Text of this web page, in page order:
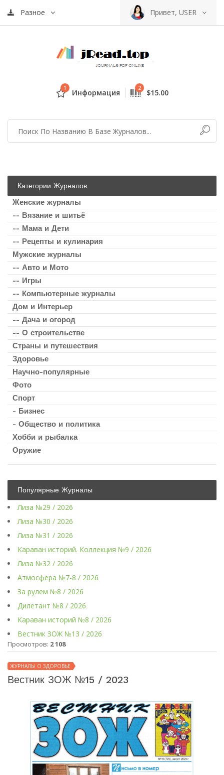
Разное Привет, USER
1 Информация 2 $15.00
Категории Журналов
Женские журналы
-- Вязание и шитьё
-- Мама и Дети
-- Рецепты и кулинария
Мужские журналы
-- Авто и Мото
-- Игры
-- Компьютерные журналы
Дом и Интерьер
-- Дача и огород
-- О строительстве
Страны и путешествия
Здоровье
Научно-популярные
Фото
Спорт
- Бизнес
- Общество и политика
Хобби и рыбалка
Оружие
Популярные Журналы
Лиза №29 / 2026
Лиза №30 / 2026
Лиза №31 / 2026
Караван историй. Коллекция №9 / 2026
Лиза №32 / 2026
Атмосфера №7-8 / 2026
За рулем №8 / 2026
Дилетант №8 / 2026
Караван историй №8 / 2026
Вестник ЗОЖ №13 / 2026
Просмотров: 2 108
ЖУРНАЛЫ О ЗДОРОВЬЕ
Вестник ЗОЖ №15 / 2023